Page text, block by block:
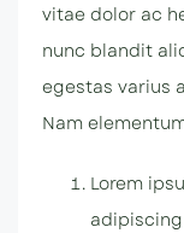
vitae dolor ac
nunc blandit
egestas varius
Nam
Lorem